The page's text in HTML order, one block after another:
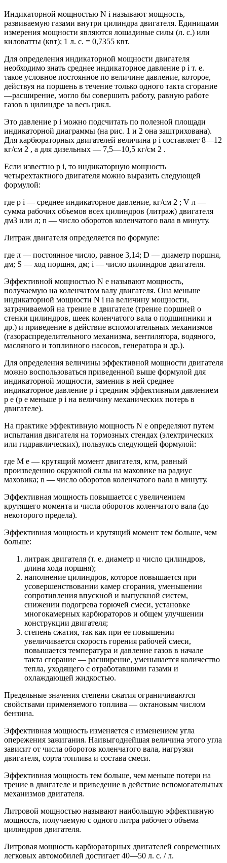
Индикаторной мощностью N i называют мощность,
развиваемую газами внутри цилиндра двигателя. Единицами
измерения мощности являются лошадиные силы (л. с.) или
киловатты (квт); 1 л. с. = 0,7355 квт.
Для определения индикаторной мощности двигателя
необходимо знать среднее индикаторное давление p i т. е.
такое условное постоянное по величине давление, которое,
действуя на поршень в течение только одного такта сгорание
—расширение, могло бы совершить работу, равную работе
газов в цилиндре за весь цикл.
Это давление p i можно подсчитать по полезной площади
индикаторной диаграммы (на рис. 1 и 2 она заштрихована).
Для карбюраторных двигателей величина р i составляет 8—12
кг/см 2 , а для дизельных — 7,5—10,5 кг/см 2 .
Если известно p i, то индикаторную мощность
четырехтактного двигателя можно выразить следующей
формулой:
где p i — среднее индикаторное давление, кг/см 2 ; V л —
сумма рабочих объемов всех цилиндров (литраж) двигателя
дм3 или л; n — число оборотов коленчатого вала в минуту.
Литраж двигателя определяется по формуле:
где π — постоянное число, равное 3,14; D — диаметр поршня,
дм; S — ход поршня, дм; i — число цилиндров двигателя.
Эффективной мощностью N e называют мощность,
получаемую на коленчатом валу двигателя. Она меньше
индикаторной мощности N i на величину мощности,
затрачиваемой на трение в двигателе (трение поршней о
стенки цилиндров, шеек коленчатого вала о подшипники и
др.) и приведение в действие вспомогательных механизмов
(газораспределительного механизма, вентилятора, водяного,
масляного и топливного насосов, генератора и др.).
Для определения величины эффективной мощности двигателя
можно воспользоваться приведенной выше формулой для
индикаторной мощности, заменив в ней среднее
индикаторное давление p i средним эффективным давлением
р е (р е меньше p i на величину механических потерь в
двигателе).
На практике эффективную мощность N е определяют путем
испытания двигателя на тормозных стендах (электрических
или гидравлических), пользуясь следующей формулой:
где М е — крутящий момент двигателя, кгм, равный
произведению окружной силы на маховике на радиус
маховика; n — число оборотов коленчатого вала в минуту.
Эффективная мощность повышается с увеличением
крутящего момента и числа оборотов коленчатого вала (до
некоторого предела).
Эффективная мощность и крутящий момент тем больше, чем
больше:
литраж двигателя (т. е. диаметр и число цилиндров,
длина хода поршня);
наполнение цилиндров, которое повышается при
усовершенствовании камер сгорания, уменьшении
сопротивления впускной и выпускной систем,
снижении подогрева горючей смеси, установке
многокамерных карбюраторов и общем улучшении
конструкции двигателя;
степень сжатия, так как при ее повышении
увеличивается скорость горения рабочей смеси,
повышается температура и давление газов в начале
такта сгорание — расширение, уменьшается количество
тепла, уходящего с отработавшими газами и
охлаждающей жидкостью.
Предельные значения степени сжатия ограничиваются
свойствами применяемого топлива — октановым числом
бензина.
Эффективная мощность изменяется с изменением угла
опережения зажигания. Наивыгоднейшая величина этого угла
зависит от числа оборотов коленчатого вала, нагрузки
двигателя, сорта топлива и состава смеси.
Эффективная мощность тем больше, чем меньше потери на
трение в двигателе и приведение в действие вспомогательных
механизмов двигателя.
Литровой мощностью называют наибольшую эффективную
мощность, получаемую с одного литра рабочего объема
цилиндров двигателя.
Литровая мощность карбюраторных двигателей современных
легковых автомобилей достигает 40—50 л. c. / л.